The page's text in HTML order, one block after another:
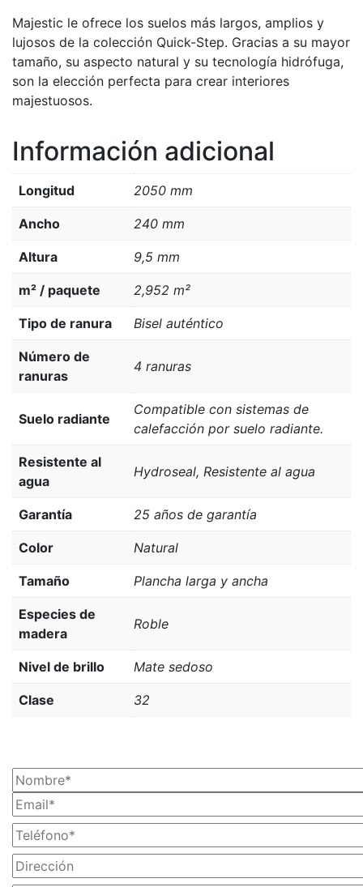
Majestic le ofrece los suelos más largos, amplios y
lujosos de la colección Quick-Step. Gracias a su mayor
tamaño, su aspecto natural y su tecnología hidrófuga,
son la elección perfecta para crear interiores
majestuosos.
Información adicional
Longitud 2050 mm
Ancho 240 mm
Altura 9,5 mm
m² / paquete 2,952 m²
Tipo de ranura Bisel auténtico
Número de
ranuras
4 ranuras
Suelo radiante
Compatible con sistemas de
calefacción por suelo radiante.
Resistente al
agua
Hydroseal, Resistente al agua
Garantía 25 años de garantía
Color Natural
Tamaño Plancha larga y ancha
Especies de
madera
Roble
Nivel de brillo Mate sedoso
Clase 32